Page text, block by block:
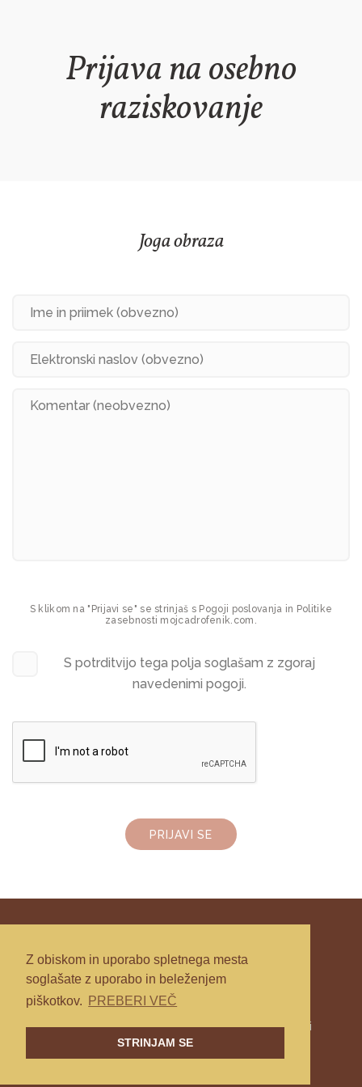
Z obiskom in uporabo spletnega mesta
soglašate z uporabo in beleženjem
piškotkov.
PREBERI VEČ
STRINJAM SE
Prijava na osebno
raziskovanje
Joga obraza
S klikom na "Prijavi se" se strinjaš s Pogoji poslovanja in Politike
zasebnosti mojcadrofenik.com.
S potrditvijo tega polja soglašam z zgoraj
navedenimi pogoji.
PRIJAVI SE
Splošni pogoji poslovanja|Politika zasebnosti